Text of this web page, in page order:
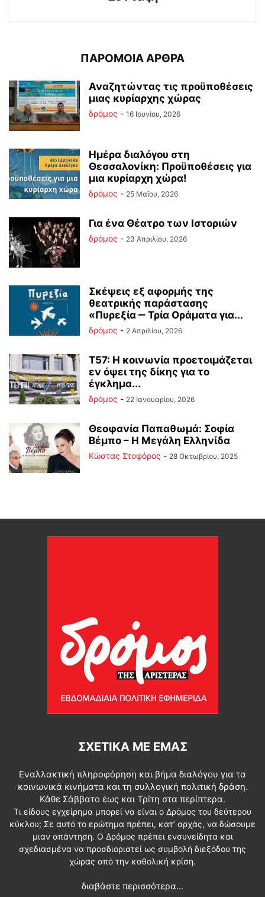
ΠΑΡΟΜΟΙΑ ΑΡΘΡΑ
Αναζητώντας τις προϋποθέσεις
μιας κυρίαρχης χώρας
δρόμος - 16 Ιουνίου, 2026
Ημέρα διαλόγου στη
Θεσσαλονίκη: Προϋποθέσεις για
μια κυρίαρχη χώρα!
δρόμος - 25 Μαΐου, 2026
Για ένα Θέατρο των Ιστοριών
δρόμος - 23 Απριλίου, 2026
Σκέψεις εξ αφορμής της
θεατρικής παράστασης
«Πυρεξία ‒ Τρία Οράματα για...
δρόμος - 2 Απριλίου, 2026
Τ57: Η κοινωνία προετοιμάζεται
εν όψει της δίκης για το
έγκλημα...
δρόμος - 22 Ιανουαρίου, 2026
Θεοφανία Παπαθωμά: Σοφία
Βέμπο – Η Μεγάλη Ελληνίδα
Κώστας Στοφόρος - 28 Οκτωβρίου, 2025
ΣΧΕΤΙΚΆ ΜΕ ΕΜΆΣ
Εναλλακτική πληροφόρηση και βήμα διαλόγου για τα
κοινωνικά κινήματα και τη συλλογική πολιτική δράση.
Κάθε Σάββατο έως και Τρίτη στα περίπτερα.
Τι είδους εγχείρημα μπορεί να είναι ο Δρόμος του δεύτερου
κύκλου; Σε αυτό το ερώτημα πρέπει, κατ’ αρχάς, να δώσουμε
μιαν απάντηση. Ο Δρόμος πρέπει ενσυνείδητα και
σχεδιασμένα να προσδιοριστεί ως συμβολή διεξόδου της
χώρας από την καθολική κρίση.
διαβάστε περισσότερα...